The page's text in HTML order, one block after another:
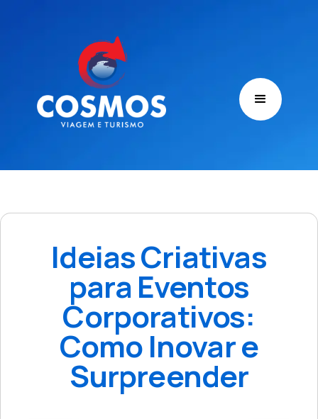
Ideias Criativas
para Eventos
Corporativos:
Como Inovar e
Surpreender